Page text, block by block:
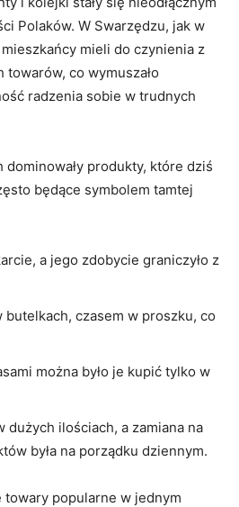
Polaków. W Swarzędzu, jak w
mieli do czynienia z
co wymuszało
radzenia sobie w trudnych
dominowały produkty, które dziś
będące symbolem tamtej
a jego zdobycie graniczyło z
butelkach, czasem w proszku, co
można było je kupić tylko w
dużych ilościach, a zamiana na
była na porządku dziennym.
towary popularne w jednym